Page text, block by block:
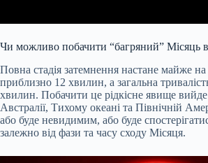
Чи можливо побачити “багряний” Місяць в
Повна стадія затемнення настане майже на
приблизно 12 хвилин, а загальна
хвилин. Побачити це рідкісне явище вийде
Австралії, Тихому океані та Північній
або буде невидимим, або буде
залежно від фази та часу сходу Місяця.